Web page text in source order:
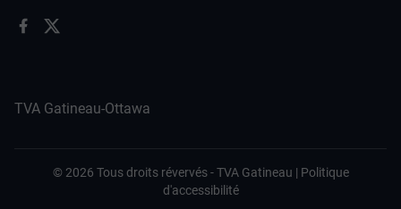
TVA Gatineau-Ottawa
© 2026 Tous droits révervés -TVA Gatineau | Politique
d'accessibilité